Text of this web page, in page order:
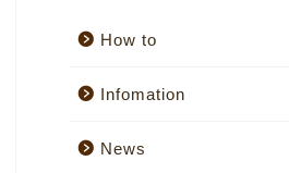
How to
Infomation
News